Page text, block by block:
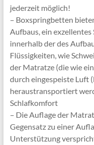
jederzeit möglich!
– Boxspringbetten
Aufbaus, ein exzellentes
innerhalb der des
Flüssigkeiten, wie
der Matratze (die wie
durch eingespeiste Luft
heraustransportiert
Schlafkomfort
– Die Auflage der
Gegensatz zu einer
Unterstützung